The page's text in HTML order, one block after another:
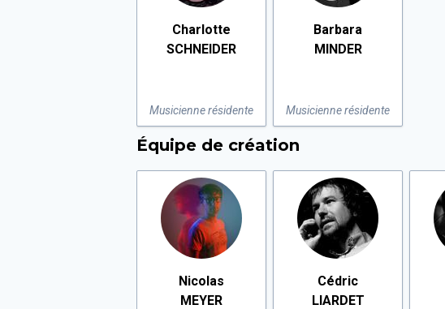
Charlotte
SCHNEIDER
Musicienne résidente
Barbara
MINDER
Musicienne résidente
Équipe de création
Nicolas
MEYER
Cédric
LIARDET